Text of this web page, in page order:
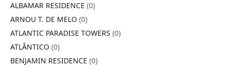
ALBAMAR RESIDENCE (0)
ARNOU T. DE MELO (0)
ATLANTIC PARADISE TOWERS (0)
ATLÂNTICO (0)
BENJAMIN RESIDENCE (0)